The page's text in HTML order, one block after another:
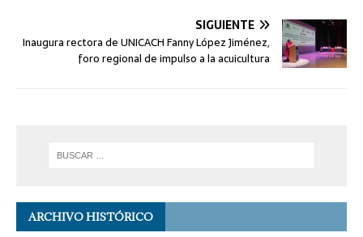
SIGUIENTE
Inaugura rectora de UNICACH Fanny López Jiménez,
foro regional de impulso a la acuicultura
ARCHIVO HISTÓRICO